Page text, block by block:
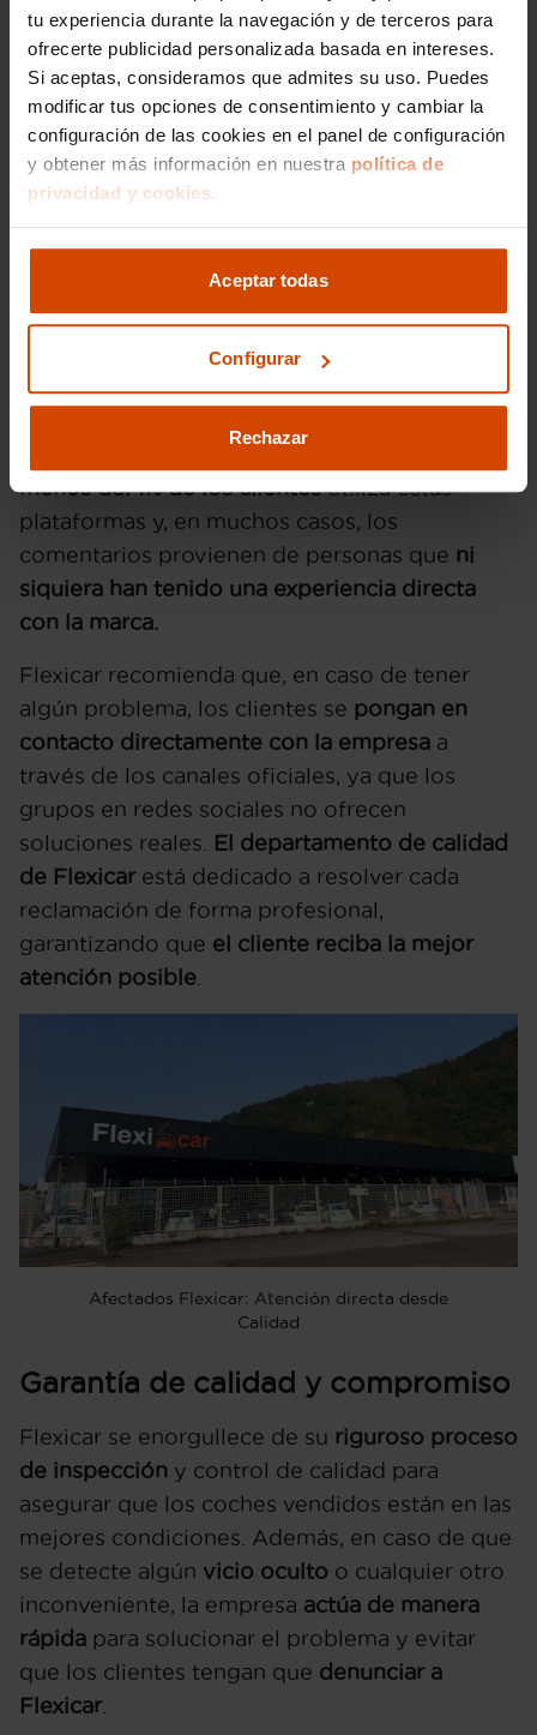
tu experiencia durante la navegación y de terceros para
ofrecerte publicidad personalizada basada en intereses.
Si aceptas, consideramos que admites su uso. Puedes
modificar tus opciones de consentimiento y cambiar la
configuración de las cookies en el panel de configuración
y obtener más información en nuestra política de
privacidad y cookies.
Aceptar todas
Configurar
Rechazar
directacon sus clientes, lo que garantiza una
atención personalizada y una solución en
menos tiempo.
Afectados por Flexicar: ¿Mito o
realidad?
A pesar de losmiles de clientes satisfechos,
existen algunos espacios en redes sociales,
como el grupo de "Afectados Flexicar" en
Facebook, donde algunos usuarios comparten
sus experiencias. Sin embargo, es importante
menos del 1% de los clientesutiliza estas
plataformas y, en muchos casos, los
comentarios provienen de personas que ni
siquiera han tenido una experiencia directa
con la marca.
Flexicar recomienda que, en caso de tener
algún problema, los clientes se pongan en
contacto directamente con la empresa a
través de los canales oficiales, ya que los
grupos en redes sociales no ofrecen
soluciones reales.
El departamento de calidad
de Flexicarestá dedicado a resolver cada
reclamación de forma profesional,
garantizando que el cliente reciba la mejor
atención posible
Afectados Flexicar: Atención directa desde
Calidad
Garantía de calidad y compromiso
Flexicar se enorgullece de su riguroso proceso
de inspección y control de calidad para
asegurar que los coches vendidos están en las
mejores condiciones. Además, en caso de que
se detecte algún vicio oculto o cualquier otro
inconveniente, la empresa actúa de manera
rápida para solucionar el problema y evitar
que los clientes tengan que denunciar a
Flexicar.